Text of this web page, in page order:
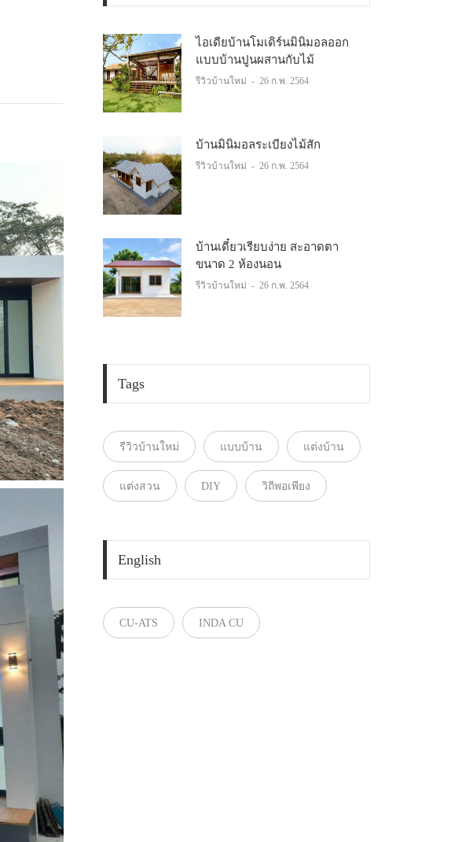
ไอเดียบ้านโมเดิร์นมินิมอลออก
แบบบ้านปูนผสานกับไม้
รีวิวบ้านใหม่ - 26 ก.พ. 2564
บ้านมินิมอลระเบียงไม้สัก
รีวิวบ้านใหม่ - 26 ก.พ. 2564
บ้านเดี๋ยวเรียบง่าย สะอาดตา
ขนาด 2 ห้องนอน
รีวิวบ้านใหม่ - 26 ก.พ. 2564
Tags
รีวิวบ้านใหม่ แบบบ้าน แต่งบ้าน
แต่งสวน DIY วิถีพอเพียง
English
CU-ATS INDA CU